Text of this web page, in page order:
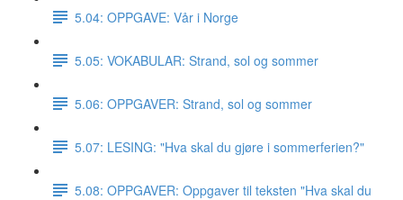
5.04: OPPGAVE: Vår i Norge
5.05: VOKABULAR: Strand, sol og sommer
5.06: OPPGAVER: Strand, sol og sommer
5.07: LESING: "Hva skal du gjøre i sommerferien?"
5.08: OPPGAVER: Oppgaver til teksten "Hva skal du